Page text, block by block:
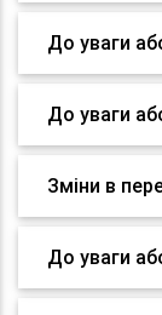
До уваги
До уваги
Зміни в
До уваги